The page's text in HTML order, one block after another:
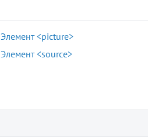
Элемент <picture>
Элемент <source>